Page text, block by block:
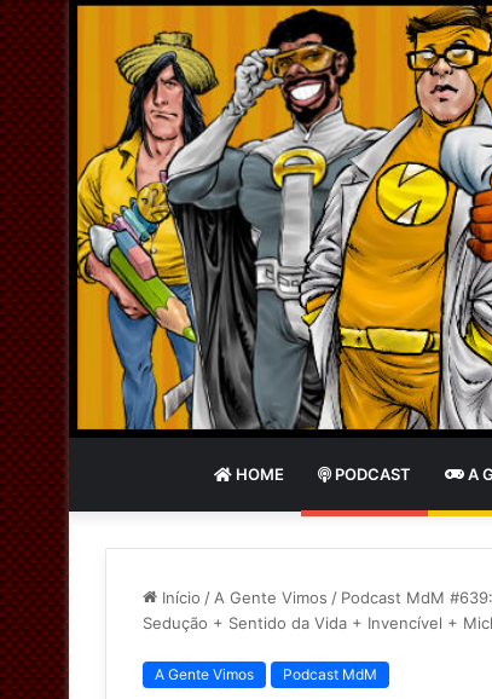
HOME PODCAST A
Início / A Gente Vimos / Podcast MdM
Sedução + Sentido da Vida + Invencível +
A Gente Vimos Podcast MdM